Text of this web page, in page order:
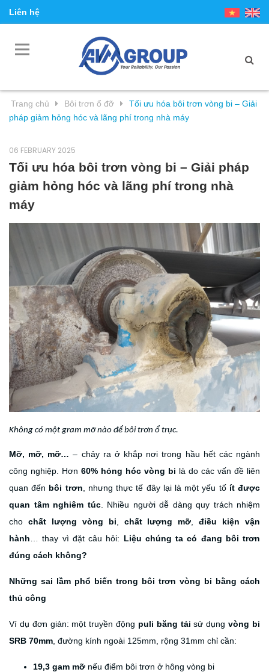
Liên hệ
Trang chủ Bôi trơn ổ đỡ
Tối ưu hóa bôi trơn vòng bi – Giải
pháp giảm hỏng hóc và lãng phí trong nhà máy
06 FEBRUARY 2025
Tối ưu hóa bôi trơn vòng bi – Giải pháp
giảm hỏng hóc và lãng phí trong nhà
máy
Không có một gram mỡ nào để bôi trơn ổ trục.
Mỡ, mỡ, mỡ… – chảy ra ở khắp nơi trong hầu hết các ngành
công nghiệp. Hơn 60% hỏng hóc vòng bi là do các vấn đề liên
quan đến bôi trơn , nhưng thực tế đây lại là một yếu tố ít được
quan tâm nghiêm túc. Nhiều người dễ dàng quy trách nhiệm
cho chất lượng vòng bi chất lượng mỡ ,điều kiện vận
hành … thay vì đặt câu hỏi: Liệu chúng ta có đang bôi trơn
đúng cách không?
Những sai lầm phổ biến trong bôi trơn vòng bi bằng cách
thủ công
Ví dụ đơn giản: một truyền động puli băng tải sử dụngvòng bi
SRB 70mm , đường kính ngoài 125mm, rộng 31mm chỉ cần:
19,3 gam mỡ nếu điểm bôi trơn ở hông vòng bi